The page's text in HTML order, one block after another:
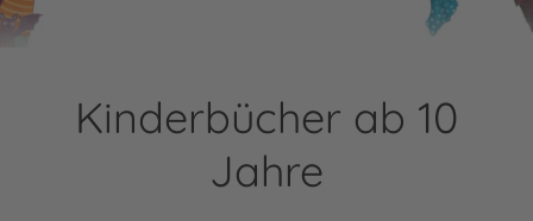
Kinderbücher ab 10
Jahre